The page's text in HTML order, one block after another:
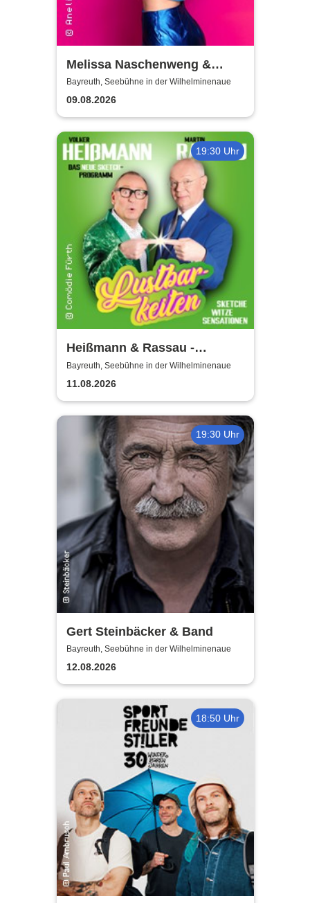
Melissa Naschenweng &
Band - LIVE
Bayreuth, Seebühne in der Wilhelminenaue
09.08.2026
19:30 Uhr
Heißmann & Rassau -
Lustbarkeiten
Bayreuth, Seebühne in der Wilhelminenaue
11.08.2026
19:30 Uhr
Gert Steinbäcker & Band
Bayreuth, Seebühne in der Wilhelminenaue
12.08.2026
18:50 Uhr